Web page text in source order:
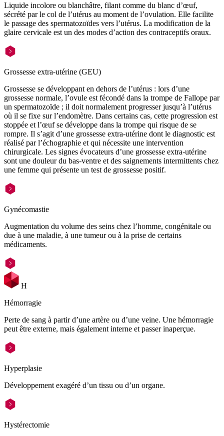
Liquide incolore ou blanchâtre, filant comme du blanc d’œuf,
sécrété par le col de l’utérus au moment de l’ovulation. Elle facilite
le passage des spermatozoïdes vers l’utérus. La modification de la
glaire cervicale est un des modes d’action des contraceptifs oraux.
Grossesse extra-utérine (GEU)
Grossesse se développant en dehors de l’utérus : lors d’une
grossesse normale, l’ovule est fécondé dans la trompe de Fallope par
un spermatozoïde ; il doit normalement progresser jusqu’à l’utérus
où il se fixe sur l’endomètre. Dans certains cas, cette progression est
stoppée et l’œuf se développe dans la trompe qui risque de se
rompre. Il s’agit d’une grossesse extra-utérine dont le diagnostic est
réalisé par l’échographie et qui nécessite une intervention
chirurgicale. Les signes évocateurs d’une grossesse extra-utérine
sont une douleur du bas-ventre et des saignements intermittents chez
une femme qui présente un test de grossesse positif.
Gynécomastie
Augmentation du volume des seins chez l’homme, congénitale ou
due à une maladie, à une tumeur ou à la prise de certains
médicaments.
H
Hémorragie
Perte de sang à partir d’une artère ou d’une veine. Une hémorragie
peut être externe, mais également interne et passer inaperçue.
Hyperplasie
Développement exagéré d’un tissu ou d’un organe.
Hystérectomie